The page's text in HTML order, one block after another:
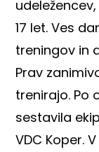
17 let. Ves
treningov in
Prav
trenirajo. Po
sestavila
VDC Koper.